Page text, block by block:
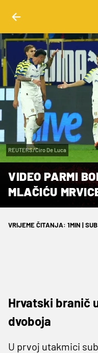
REUTERS/Ciro De Luca
VIDEO PARMI
MLAČIĆU
VRIJEME ČITANJA: 1MIN |
Hrvatski branič
dvoboja
U prvoj utakmici